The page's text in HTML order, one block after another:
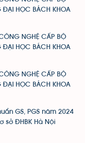
ĐẠI HỌC BÁCH KHOA
NGHỆ CẤP BỘ
ĐẠI HỌC BÁCH KHOA
NGHỆ CẤP BỘ
ĐẠI HỌC BÁCH KHOA
GS, PGS năm 2024
sở ĐHBK Hà Nội